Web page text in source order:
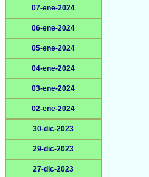
07-ene-2024
06-ene-2024
05-ene-2024
04-ene-2024
03-ene-2024
02-ene-2024
30-dic-2023
29-dic-2023
27-dic-2023